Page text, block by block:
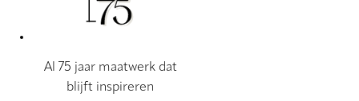
Al 75 jaar maatwerk dat
blijft inspireren